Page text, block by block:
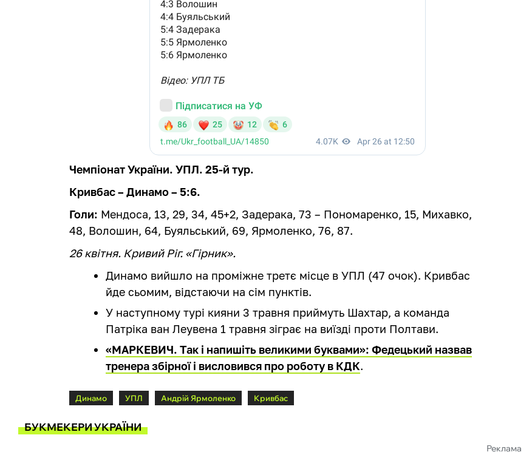
Чемпіонат України. УПЛ. 25-й тур.
Кривбас – Динамо – 5:6.
Голи: Мендоса, 13, 29, 34, 45+2, Задерака, 73 – Пономаренко, 15, Михавко,
48, Волошин, 64, Буяльський, 69, Ярмоленко, 76, 87.
26 квітня. Кривий Ріг. «Гірник».
Динамо вийшло на проміжне третє місце в УПЛ (47 очок). Кривбас
йде сьомим, відстаючи на сім пунктів.
У наступному турі кияни 3 травня приймуть Шахтар, а команда
Патріка ван Леувена 1 травня зіграє на виїзді проти Полтави.
«МАРКЕВИЧ. Так і напишіть великими буквами»: Федецький назвав
тренера збірної і висловився про роботу в КДК.
Динамо УПЛ Андрій Ярмоленко Кривбас
БУКМЕКЕРИ УКРАЇНИ
Реклама